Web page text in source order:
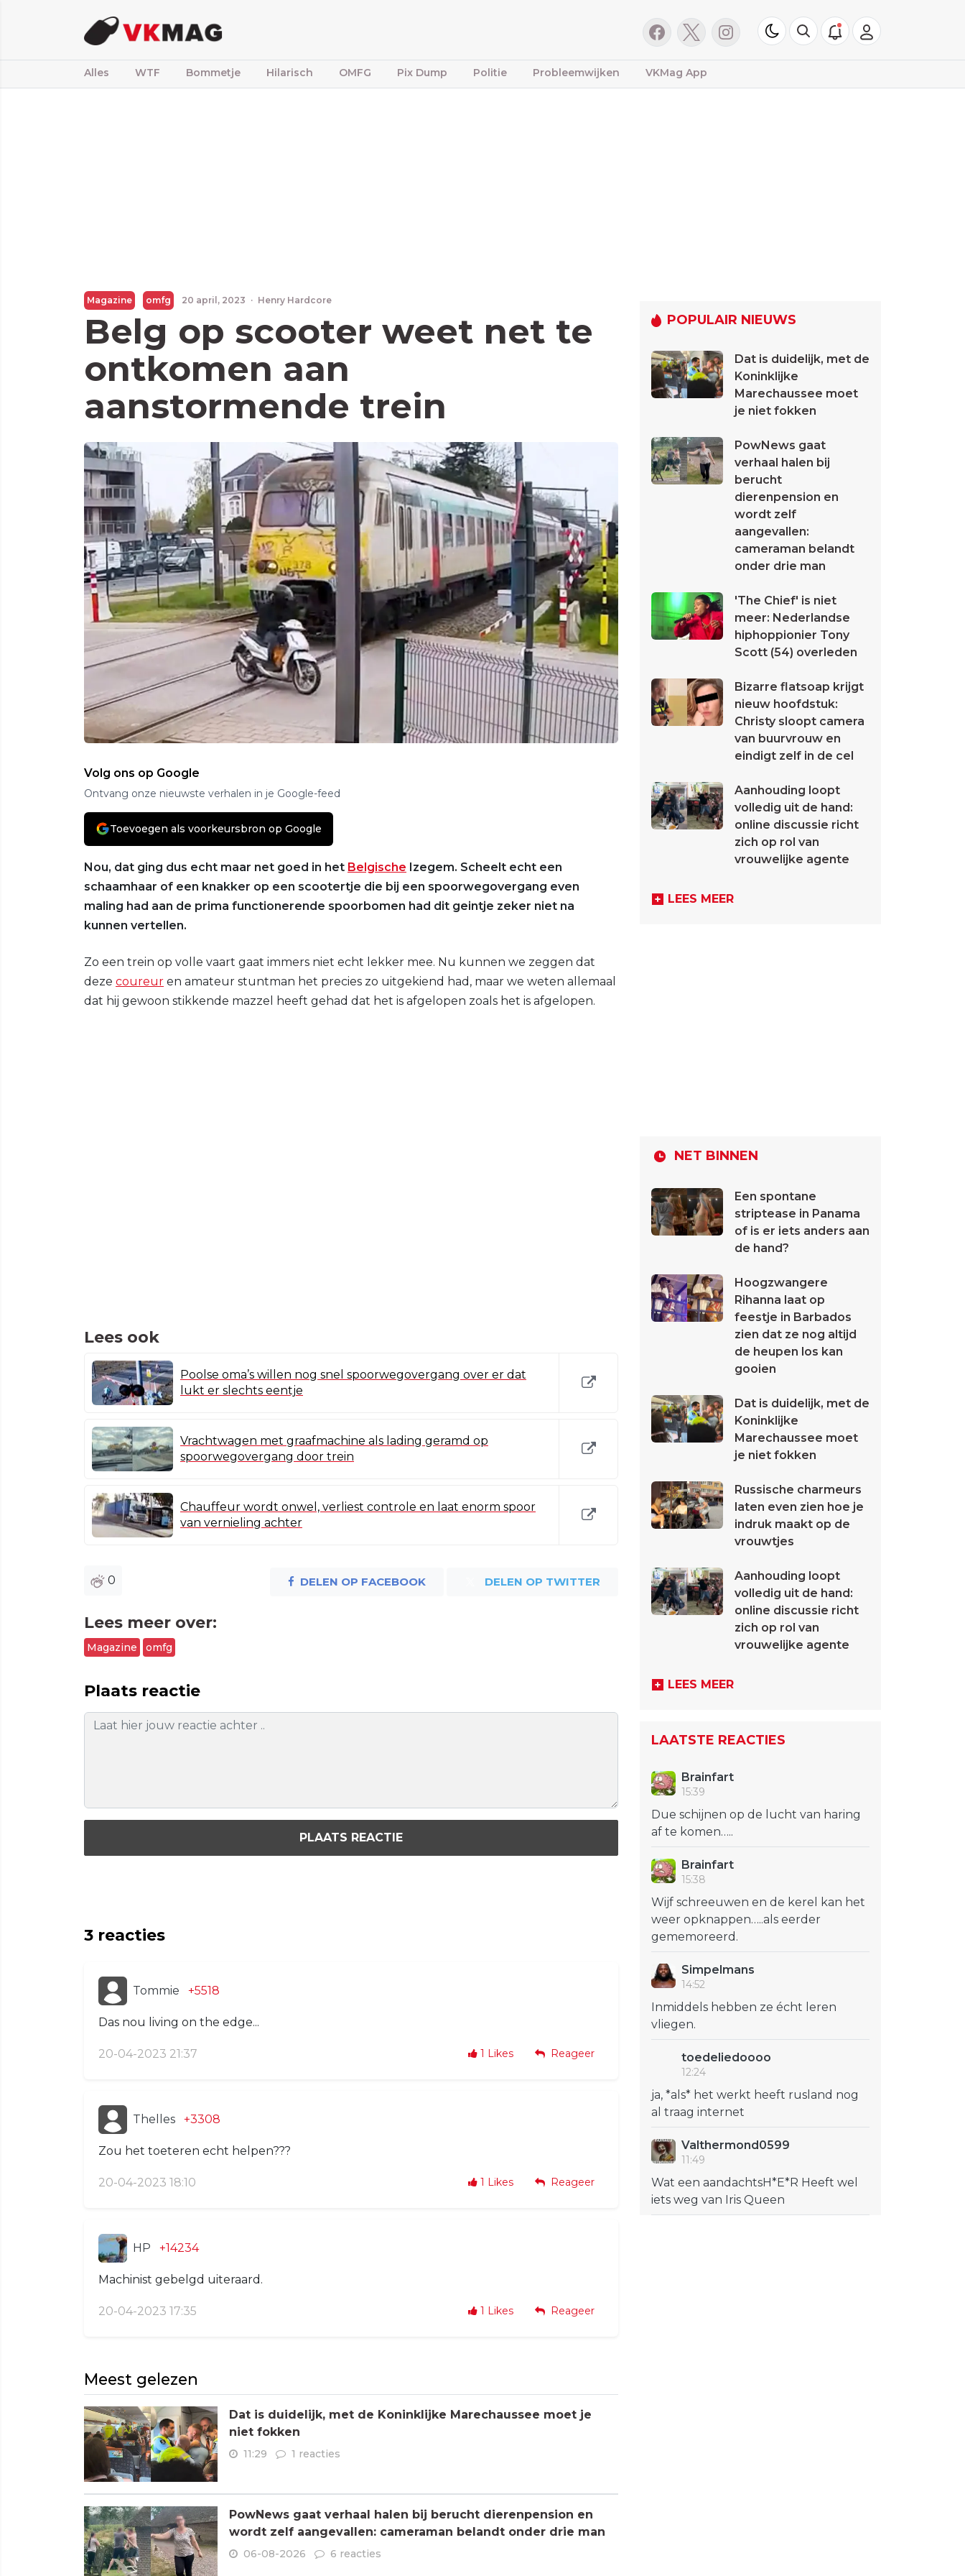
Alles WTF Bommetje Hilarisch OMFG Pix Dump Politie Probleemwijken VKMag App
Magazine omfg 20 april, 2023 · Henry Hardcore
Belg op scooter weet net te
ontkomen aan
aanstormende trein
Volg ons op Google
Ontvang onze nieuwste verhalen in je Google-feed
Toevoegen als voorkeursbron op Google
Nou, dat ging dus echt maar net goed in het Belgische Izegem. Scheelt echt een
schaamhaar of een knakker op een scootertje die bij een spoorwegovergang even
maling had aan de prima functionerende spoorbomen had dit geintje zeker niet na
kunnen vertellen.
Zo een trein op volle vaart gaat immers niet echt lekker mee. Nu kunnen we zeggen dat
deze coureur en amateur stuntman het precies zo uitgekiend had, maar we weten allemaal
dat hij gewoon stikkende mazzel heeft gehad dat het is afgelopen zoals het is afgelopen.
Lees ook
Poolse oma’s willen nog snel spoorwegovergang over er dat
lukt er slechts eentje
Vrachtwagen met graafmachine als lading geramd op
spoorwegovergang door trein
Chauffeur wordt onwel, verliest controle en laat enorm spoor
van vernieling achter
0 DELEN OP FACEBOOK DELEN OP TWITTER
Lees meer over:
Magazine omfg
Plaats reactie
PLAATS REACTIE
3 reacties
Tommie +5518
Das nou living on the edge...
20-04-2023 21:37 1 Likes Reageer
Thelles +3308
Zou het toeteren echt helpen???
20-04-2023 18:10 1 Likes Reageer
HP +14234
Machinist gebelgd uiteraard.
20-04-2023 17:35 1 Likes Reageer
Meest gelezen
Dat is duidelijk, met de Koninklijke Marechaussee moet je
niet fokken
11:29 1 reacties
PowNews gaat verhaal halen bij berucht dierenpension en
wordt zelf aangevallen: cameraman belandt onder drie man
06-08-2026 6 reacties
POPULAIR NIEUWS
Dat is duidelijk, met de
Koninklijke
Marechaussee moet
je niet fokken
PowNews gaat
verhaal halen bij
berucht
dierenpension en
wordt zelf
aangevallen:
cameraman belandt
onder drie man
'The Chief' is niet
meer: Nederlandse
hiphoppionier Tony
Scott (54) overleden
Bizarre flatsoap krijgt
nieuw hoofdstuk:
Christy sloopt camera
van buurvrouw en
eindigt zelf in de cel
Aanhouding loopt
volledig uit de hand:
online discussie richt
zich op rol van
vrouwelijke agente
LEES MEER
NET BINNEN
Een spontane
striptease in Panama
of is er iets anders aan
de hand?
Hoogzwangere
Rihanna laat op
feestje in Barbados
zien dat ze nog altijd
de heupen los kan
gooien
Dat is duidelijk, met de
Koninklijke
Marechaussee moet
je niet fokken
Russische charmeurs
laten even zien hoe je
indruk maakt op de
vrouwtjes
Aanhouding loopt
volledig uit de hand:
online discussie richt
zich op rol van
vrouwelijke agente
LEES MEER
LAATSTE REACTIES
Brainfart
15:39
Due schijnen op de lucht van haring
af te komen…..
Brainfart
15:38
Wijf schreeuwen en de kerel kan het
weer opknappen…..als eerder
gememoreerd.
Simpelmans
14:52
Inmiddels hebben ze écht leren
vliegen.
toedeliedoooo
12:24
ja, *als* het werkt heeft rusland nog
al traag internet
Valthermond0599
11:49
Wat een aandachtsH*E*R Heeft wel
iets weg van Iris Queen